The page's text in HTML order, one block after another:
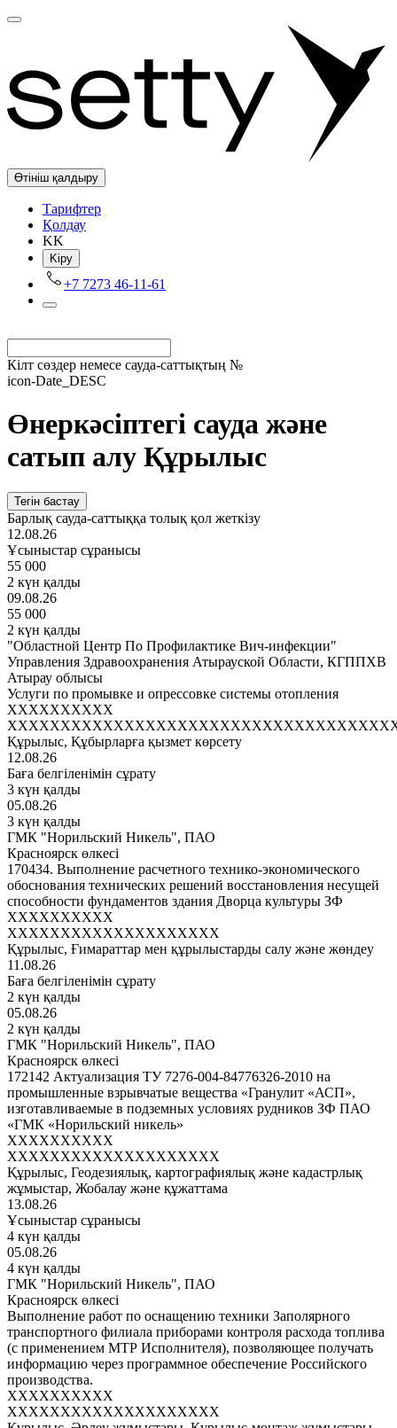
Өтініш қалдыру
Tарифтер
Қолдау
KK
Kіру
+7 7273 46-11-61
Кілт сөздер немесе сауда-саттықтың №
icon-Date_DESC
Өнеркәсіптегі сауда және
сатып алу Құрылыс
Тегін бастау
Барлық сауда-саттыққа толық қол жеткізу
12.08.26
Ұсыныстар сұранысы
55 000
2 күн қалды
09.08.26
55 000
2 күн қалды
"Областной Центр По Профилактике Вич-инфекции"
Управления Здравоохранения Атырауской Области, КГППХВ
Атырау облысы
Услуги по промывке и опрессовке системы отопления
XXXXXXXXXX
Құрылыс, Құбырларға қызмет көрсету
12.08.26
Баға белгіленімін сұрату
3 күн қалды
05.08.26
3 күн қалды
ГМК "Норильский Никель", ПАО
Красноярск өлкесі
170434. Выполнение расчетного технико-экономического
обоснования технических решений восстановления несущей
способности фундаментов здания Дворца культуры ЗФ
XXXXXXXXXX
XXXXXXXXXXXXXXXXXXXX
Құрылыс, Ғимараттар мен құрылыстарды салу және жөндеу
11.08.26
Баға белгіленімін сұрату
2 күн қалды
05.08.26
2 күн қалды
ГМК "Норильский Никель", ПАО
Красноярск өлкесі
172142 Актуализация ТУ 7276-004-84776326-2010 на
промышленные взрывчатые вещества «Гранулит «АСП»,
изготавливаемые в подземных условиях рудников ЗФ ПАО
«ГМК «Норильский никель»
XXXXXXXXXX
XXXXXXXXXXXXXXXXXXXX
Құрылыс, Геодезиялық, картографиялық және кадастрлық
жұмыстар, Жобалау және құжаттама
13.08.26
Ұсыныстар сұранысы
4 күн қалды
05.08.26
4 күн қалды
ГМК "Норильский Никель", ПАО
Красноярск өлкесі
Выполнение работ по оснащению техники Заполярного
транспортного филиала приборами контроля расхода топлива
(с применением МТР Исполнителя), позволяющее получать
информацию через программное обеспечение Российского
производства.
XXXXXXXXXX
XXXXXXXXXXXXXXXXXXXX